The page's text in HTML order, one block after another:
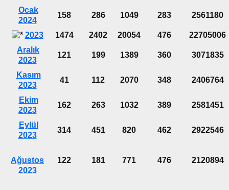
Ocak
2024
158 286 1049 283 2561180
2023 1474 2402 20054 476
22705006
Aralık
2023
121 199 1389 360 3071835
Kasım
2023
41 112 2070 348 2406764
Ekim
2023
162 263 1032 389 2581451
Eylül
2023
314 451 820 462 2922546
Ağustos
2023
122 181 771 476 2120894